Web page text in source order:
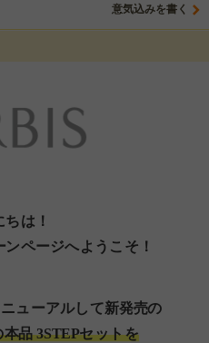
意気込みを書く
ちは！
ページへようこそ！
ューアルして新発売の
品 3STEPセットを